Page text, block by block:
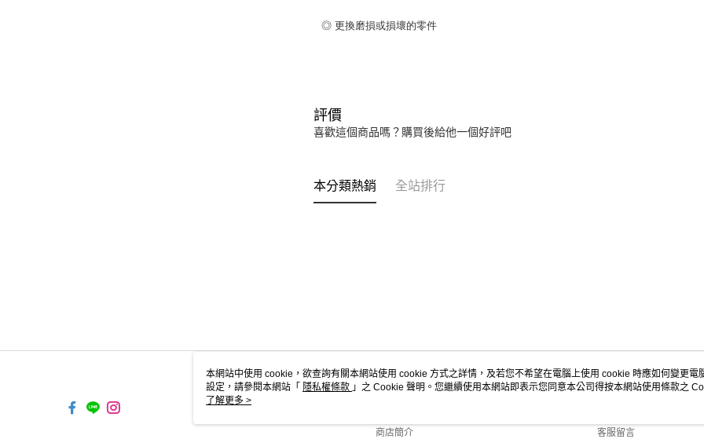
◎ 更換磨損或損壞的零件
評價
喜歡這個商品嗎？購買後給他一個好評吧
本分類熱銷 全站排行
關於我們
商店簡介
客服資訊
客服留言
本網站中使用 cookie，欲查詢有關本網站使用 cookie 方式之詳情，及若您不希望在電腦上使用 cookie 時應如何變更電
設定，請參閱本網站「 隱私權條款 」之 Cookie 聲明。您繼續使用本網站即表示您同意本公司得按本網站使用條款之
使用 cookie。
了解更多 >